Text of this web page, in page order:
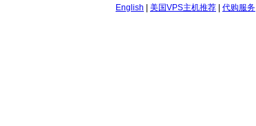
English 美国VPS主机推荐 代购服务